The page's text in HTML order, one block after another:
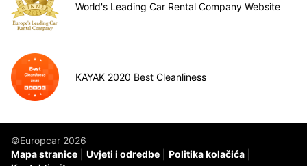
World's Leading Car Rental Company Website
KAYAK 2020 Best Cleanliness
©Europcar 2026
Mapa stranice
Uvjeti i odredbe
Politika kolačića